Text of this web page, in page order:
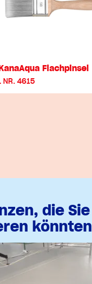
Flachpinsel
NR. 4615
die Sie
könnten